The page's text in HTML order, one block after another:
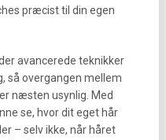
præcist til din egen
avancerede teknikker
så overgangen mellem
næsten usynlig. Med
se, hvor dit eget hår
– selv ikke, når håret